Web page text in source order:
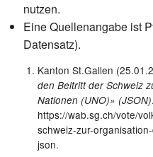
nutzen.
Eine Quellenangabe ist
Datensatz).
Kanton St.Gallen
den Beitritt der Schweiz
Nationen (UNO)» (JSON).
https://wab.sg.ch/vote/
schweiz-zur-
json.